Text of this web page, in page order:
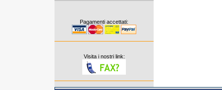
Pagamenti accettati:
Visita i nostri link: